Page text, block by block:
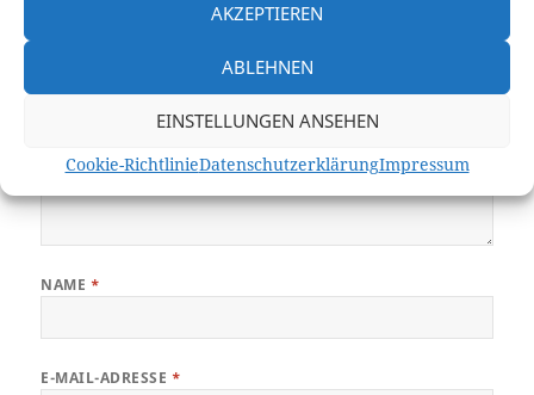
AKZEPTIEREN
ABLEHNEN
EINSTELLUNGEN ANSEHEN
Cookie-RichtlinieDatenschutzerklärungImpressum
NAME *
E-MAIL-ADRESSE *